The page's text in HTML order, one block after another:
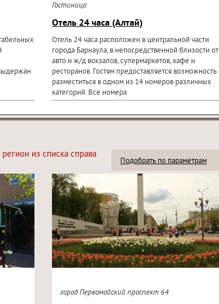
Гостиница
Отель 24 часа (Алтай)
Отель 24 часа расположен в центральной части
города Барнаула, в непосредственной близости от
авто и ж/д вокзалов, супермаркетов, кафе и
ресторанов. Гостям предоставляется возможность
разместиться в одном из 14 номеров различных
категорий. Все номера
из списка справа
Подобрать по параметрам
город Первомайский проспект 64